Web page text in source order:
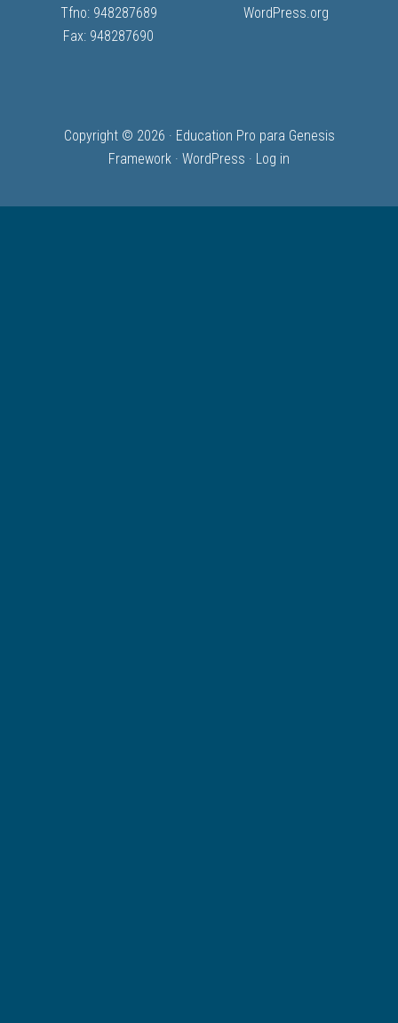
Tfno: 948287689
Fax: 948287690
WordPress.org
Copyright © 2026 · Education Pro para Genesis
Framework · WordPress · Log in